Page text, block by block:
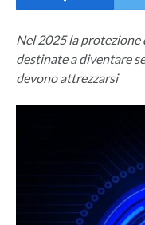
Nel 2025 la protezione
destinate a diventare
devono attrezzarsi